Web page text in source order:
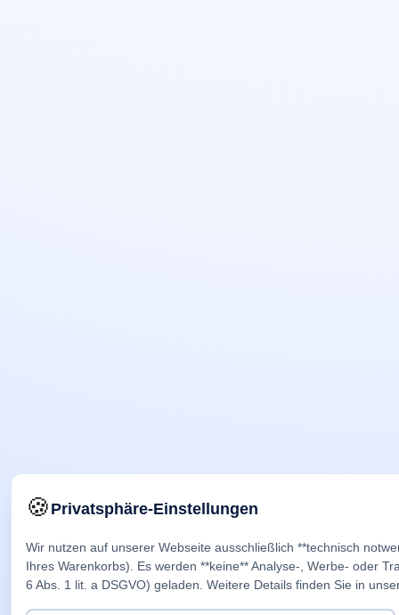
🍪Privatsphäre-Einstellungen
Wir nutzen auf unserer Webseite ausschließlich **technisch
Ihres Warenkorbs). Es werden **keine** Analyse-, Werbe- oder
6 Abs. 1 lit. a DSGVO) geladen. Weitere Details finden Sie in